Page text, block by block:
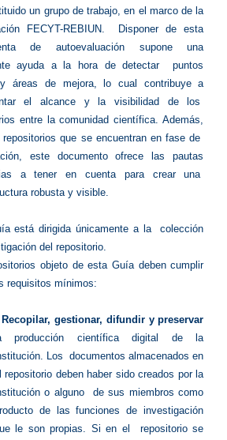
un grupo de trabajo, en el marco de la
FECYT-REBIUN. Disponer de esta
de autoevaluación supone una
ayuda a la hora de detectar puntos
áreas de mejora, lo cual contribuye a
el alcance y la visibilidad de los
entre la comunidad científica. Además,
repositorios que se encuentran en fase de
este documento ofrece las pautas
a tener en cuenta para crear una
robusta y visible.
está dirigida únicamente a la colección
del repositorio.
objeto de esta Guía deben cumplir
requisitos mínimos:
Recopilar, gestionar, difundir y preservar
producción científica digital de la
Los documentos almacenados en
repositorio deben haber sido creados por la
o alguno de sus miembros como
de las funciones de investigación
le son propias. Si en el repositorio se